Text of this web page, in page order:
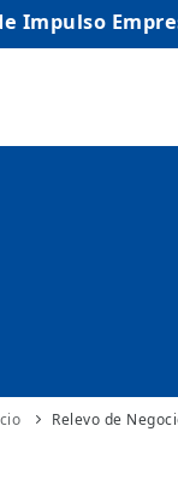
Impulso
Relevo de